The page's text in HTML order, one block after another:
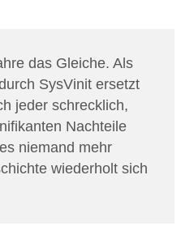
das Gleiche. Als
SysVinit ersetzt
jeder schrecklich,
Nachteile
niemand mehr
wiederholt sich